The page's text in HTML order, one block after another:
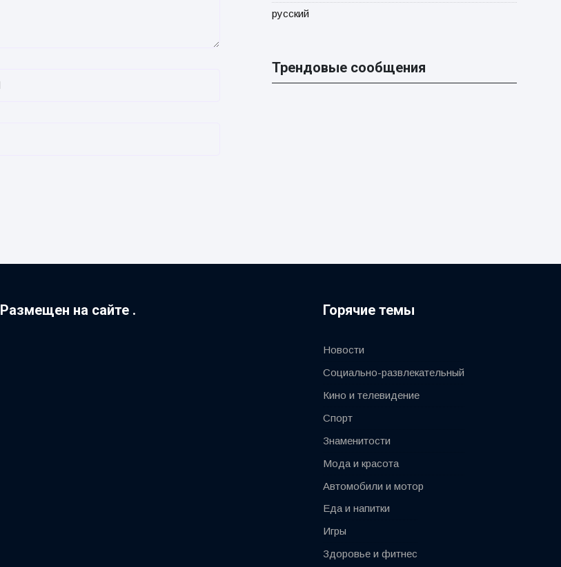
русский
Трендовые сообщения
Размещен на сайте . Горячие темы
Новости
Социально-развлекательный
Кино и телевидение
Спорт
Знаменитости
Мода и красота
Автомобили и мотор
Еда и напитки
Игры
Здоровье и фитнес